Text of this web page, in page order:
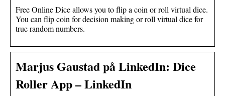
Free Online Dice allows you to flip a coin or roll virtual dice.
You can flip coin for decision making or roll virtual dice for
true random numbers.
Marjus Gaustad på LinkedIn: Dice
Roller App – LinkedIn